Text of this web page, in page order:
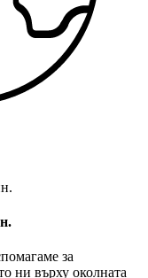
за
ни върху околната